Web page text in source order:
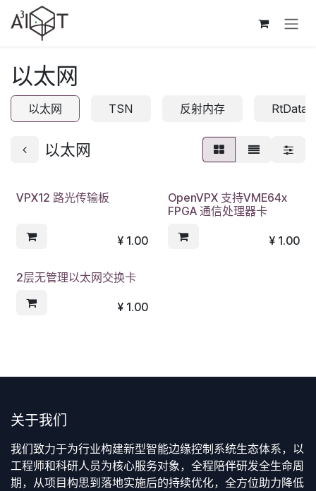
跳至内容
以太网
以太网 TSN 反射内存 RtData
以太网
VPX12 路光传输板
¥ 1.00
OpenVPX 支持VME64x
FPGA 通信处理器卡
¥ 1.00
2层无管理以太网交换卡
¥ 1.00
关于我们
我们致力于为行业构建新型智能边缘控制系统生态体系，以
工程师和科研人员为核心服务对象，全程陪伴研发全生命周
期，从项目构思到落地实施后的持续优化，全方位助力降低